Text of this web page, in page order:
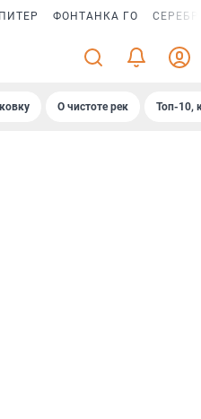
ФОНТАНКА ГО
О чистоте рек Топ-10,